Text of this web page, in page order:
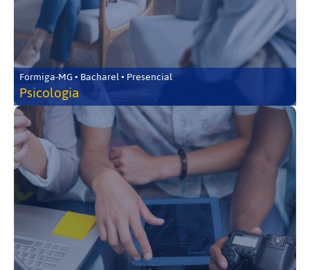
Formiga-MG • Bacharel • Presencial
Psicologia